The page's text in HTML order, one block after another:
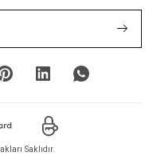
Saklıdır.